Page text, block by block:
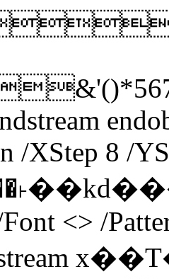
/XStep 8 /
<> /
stream